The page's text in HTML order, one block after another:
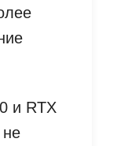
и RTX
не